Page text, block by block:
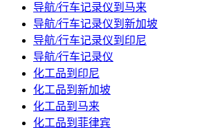
导航/行车记录仪到马来
导航/行车记录仪到新加坡
导航/行车记录仪到印尼
导航/行车记录仪
化工品到印尼
化工品到新加坡
化工品到马来
化工品到菲律宾